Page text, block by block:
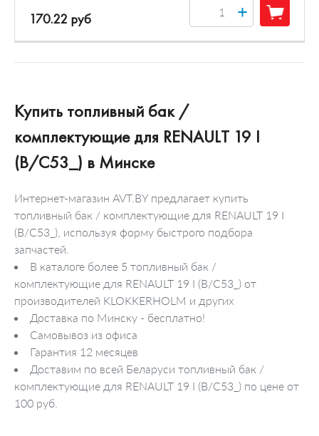
170.22 руб +
Купить топливный бак /
комплектующие для RENAULT 19 I
(B/C53_) в Минске
Интернет-магазин AVT.BY предлагает купить
топливный бак / комплектующие для RENAULT 19 I
(B/C53_), используя форму быстрого подбора
запчастей.
В каталоге более 5 топливный бак /
комплектующие для RENAULT 19 I (B/C53_) от
производителей KLOKKERHOLM и других
Доставка по Минску - бесплатно!
Самовывоз из офиса
Гарантия 12 месяцев
Доставим по всей Беларуси топливный бак /
комплектующие для RENAULT 19 I (B/C53_) по цене от
100 руб.